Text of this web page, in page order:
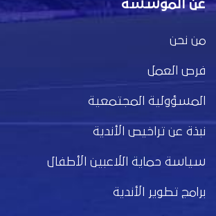
عن المؤسسة
من نحن
فرص العمل
المسؤولية المجتمعية
نبذة عن تراخيص الأندية
سياسة حماية اللاعبين الأطفال
برامج تطوير الأندية